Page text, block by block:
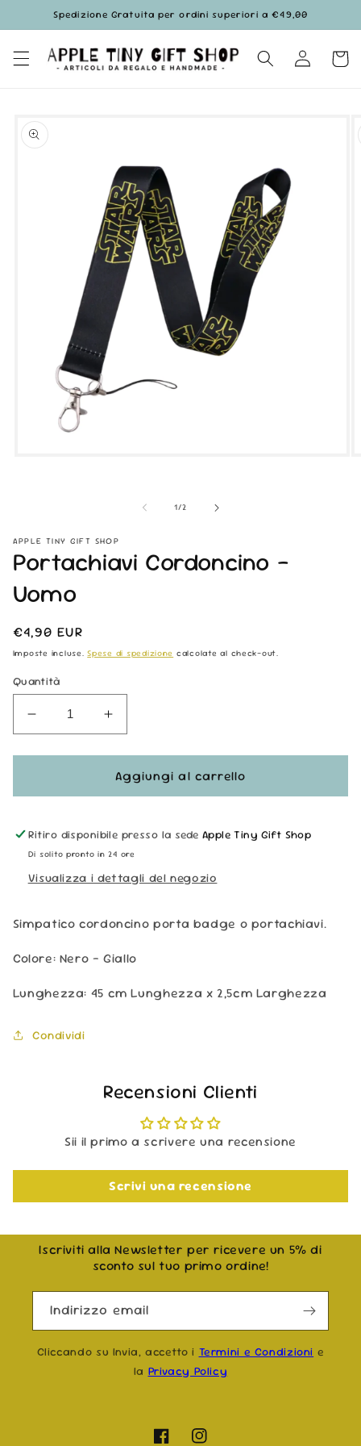
direttamente
ai contenuti
Spedizione Gratuita per ordini superiori a €49,00
Accedi
informazioni
sul prodotto
1/su2
APPLE TINY GIFT SHOP
Portachiavi Cordoncino -
Uomo
Prezzo
di
€4,90 EUR
Imposte incluse.Spese di spedizione calcolate al check-out.
Quantità
Diminuisci
quantità
per
Cordoncino
Uomo
Aumenta
quantità
per
Portachiavi
Cordoncino
Uomo
Aggiungi al carrello
Ritiro disponibile presso la sede Apple Tiny Gift Shop
Di solito pronto in 24 ore
Visualizza i dettagli del negozio
Simpatico cordoncino porta badge o portachiavi.
Colore: Nero - Giallo
Lunghezza: 45 cm Lunghezza x 2,5cm Larghezza
Condividi
Recensioni Clienti
Sii il primo a scrivere una recensione
Scrivi una recensione
Iscriviti alla Newsletter per ricevere un 5% di
sconto sul tuo primo ordine!
Indirizzo email
Cliccando su Invia, accetto i Termini e Condizioni e
la Privacy Policy